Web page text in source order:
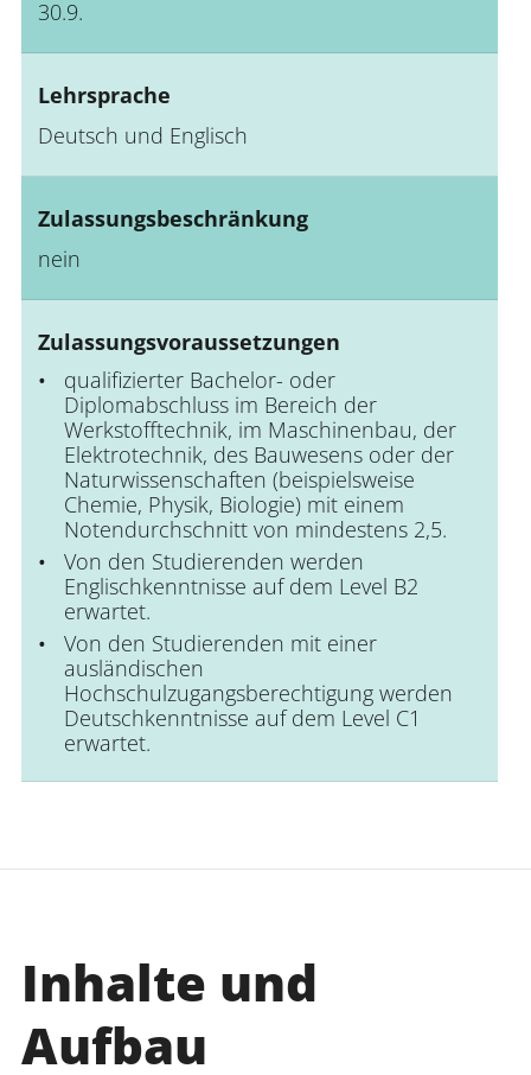
30.9.
Lehrsprache
Deutsch und Englisch
Zulassungsbeschränkung
nein
Zulassungsvoraussetzungen
qualifizierter Bachelor- oder
Diplomabschluss im Bereich der
Werkstofftechnik, im Maschinenbau, der
Elektrotechnik, des Bauwesens oder der
Naturwissenschaften (beispielsweise
Chemie, Physik, Biologie) mit einem
Notendurchschnitt von mindestens 2,5.
Von den Studierenden werden
Englischkenntnisse auf dem Level B2
erwartet.
Von den Studierenden mit einer
ausländischen
Hochschulzugangsberechtigung werden
Deutschkenntnisse auf dem Level C1
erwartet.
Inhalte und
Aufbau